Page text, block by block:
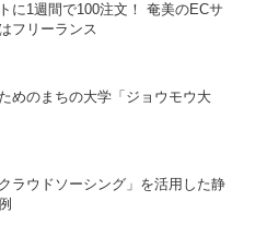
に1週間で100注文！ 奄美のECサ
フリーランス
めのまちの大学「ジョウモウ大
ラウドソーシング」を活用した静